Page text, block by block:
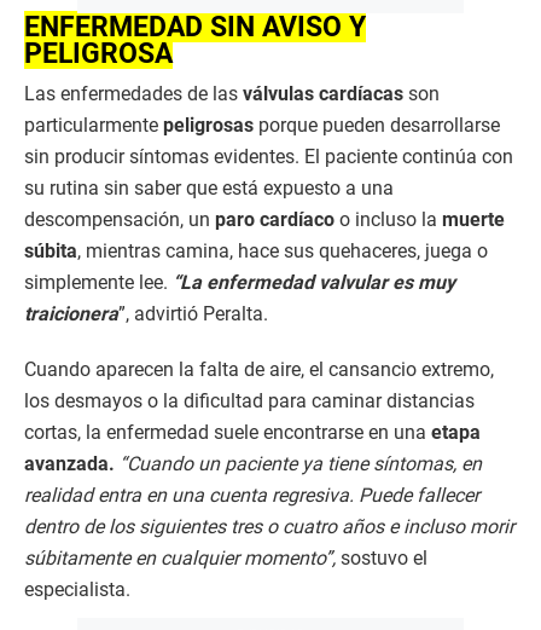
ENFERMEDAD SIN AVISO Y
PELIGROSA
Las enfermedades de las válvulas cardíacas son
particularmente peligrosas porque pueden desarrollarse
sin producir síntomas evidentes. El paciente continúa con
su rutina sin saber que está expuesto a una
descompensación, un paro cardíaco o incluso la muerte
súbita, mientras camina, hace sus quehaceres, juega o
simplemente lee. “La enfermedad valvular es muy
traicionera”, advirtió Peralta.
Cuando aparecen la falta de aire, el cansancio extremo,
los desmayos o la dificultad para caminar distancias
cortas, la enfermedad suele encontrarse en una etapa
avanzada. “Cuando un paciente ya tiene síntomas, en
realidad entra en una cuenta regresiva. Puede fallecer
dentro de los siguientes tres o cuatro años e incluso morir
súbitamente en cualquier momento”, sostuvo el
especialista.